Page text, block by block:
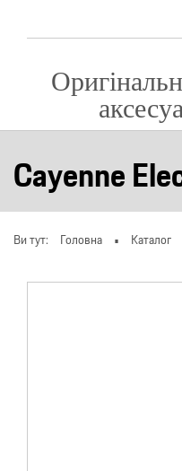
Cayenne
Ви тут: Головна Каталог